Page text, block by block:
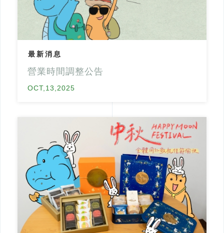
最新消息
營業時間調整公告
OCT,13,2025